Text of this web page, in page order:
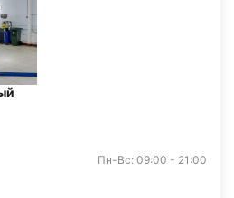
Пн-Вс: 09:00 - 21:00